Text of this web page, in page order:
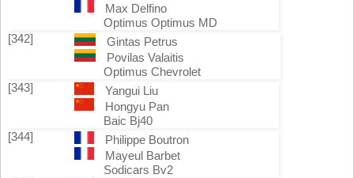
Max Delfino
Optimus Optimus MD
[342]
Gintas Petrus
Povilas Valaitis
Optimus Chevrolet
[343]
Yangui Liu
Hongyu Pan
Baic Bj40
[344]
Philippe Boutron
Mayeul Barbet
Sodicars Bv2